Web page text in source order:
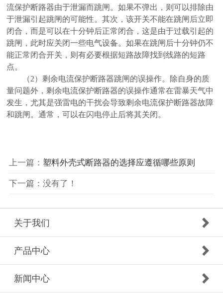
流保护断路器由于泄漏而跳闸。如果不弹出，则可以排除由
于泄漏引起跳闸的可能性。其次，该开关不能在跳闸后立即
闭合，而是可以在十分钟后正常闭合，这是由于过载引起的
跳闸，此时应关闭一些电气设备。如果在跳闸后十分钟仍不
能正常闭合开关，则有必要根据短路故障找到线路的短路
点。
（2）剩余电流保护断路器跳闸的误操作。除自身的质
量问题外，剩余电流保护断路器的误操作通常在雷暴天气中
发生，尤其是强雷电的干扰会导致剩余电流保护断路器故障
和跳闸。通常，可以在闪电停止后将其关闭。
上一篇： 塑料外壳式断路器的选择应遵循哪些原则
下一篇：没有了！
关于我们
产品中心
新闻中心